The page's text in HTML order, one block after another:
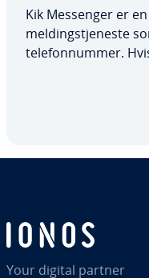
Kik Messenger er
meldingstjeneste
telefonnummer.
Your digital partner